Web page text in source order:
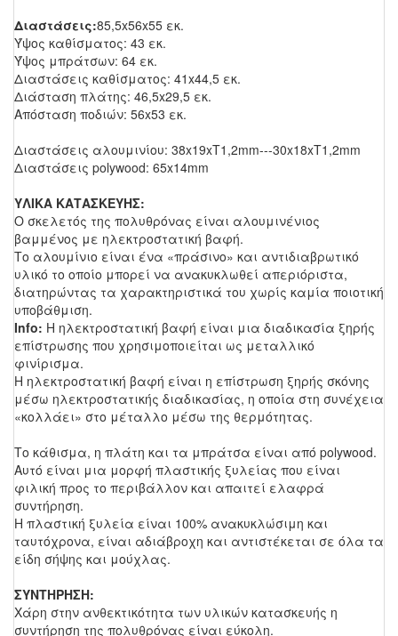
Διαστάσεις:85,5x56x55 εκ.
Ύψος καθίσματος: 43 εκ.
Ύψος μπράτσων: 64 εκ.
Διαστάσεις καθίσματος: 41x44,5 εκ.
Διάσταση πλάτης: 46,5x29,5 εκ.
Απόσταση ποδιών: 56x53 εκ.
Διαστάσεις αλουμινίου: 38x19xT1,2mm---30x18xT1,2mm
Διαστάσεις polywood: 65x14mm
ΥΛΙΚΑ ΚΑΤΑΣΚΕΥΗΣ:
Ο σκελετός της πολυθρόνας είναι αλουμινένιος
βαμμένος με ηλεκτροστατική βαφή.
Το αλουμίνιο είναι ένα «πράσινο» και αντιδιαβρωτικό
υλικό το οποίο μπορεί να ανακυκλωθεί απεριόριστα,
διατηρώντας τα χαρακτηριστικά του χωρίς καμία ποιοτική
υποβάθμιση.
Info: Η ηλεκτροστατική βαφή είναι μια διαδικασία ξηρής
επίστρωσης που χρησιμοποιείται ως μεταλλικό
φινίρισμα.
Η ηλεκτροστατική βαφή είναι η επίστρωση ξηρής σκόνης
μέσω ηλεκτροστατικής διαδικασίας, η οποία στη συνέχεια
«κολλάει» στο μέταλλο μέσω της θερμότητας.
Το κάθισμα, η πλάτη και τα μπράτσα είναι από polywood.
Αυτό είναι μια μορφή πλαστικής ξυλείας που είναι
φιλική προς το περιβάλλον και απαιτεί ελαφρά
συντήρηση.
Η πλαστική ξυλεία είναι 100% ανακυκλώσιμη και
ταυτόχρονα, είναι αδιάβροχη και αντιστέκεται σε όλα τα
είδη σήψης και μούχλας.
ΣΥΝΤΗΡΗΣΗ:
Χάρη στην ανθεκτικότητα των υλικών κατασκευής η
συντήρηση της πολυθρόνας είναι εύκολη.